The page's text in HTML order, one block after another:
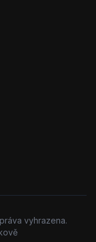
vyhrazena.